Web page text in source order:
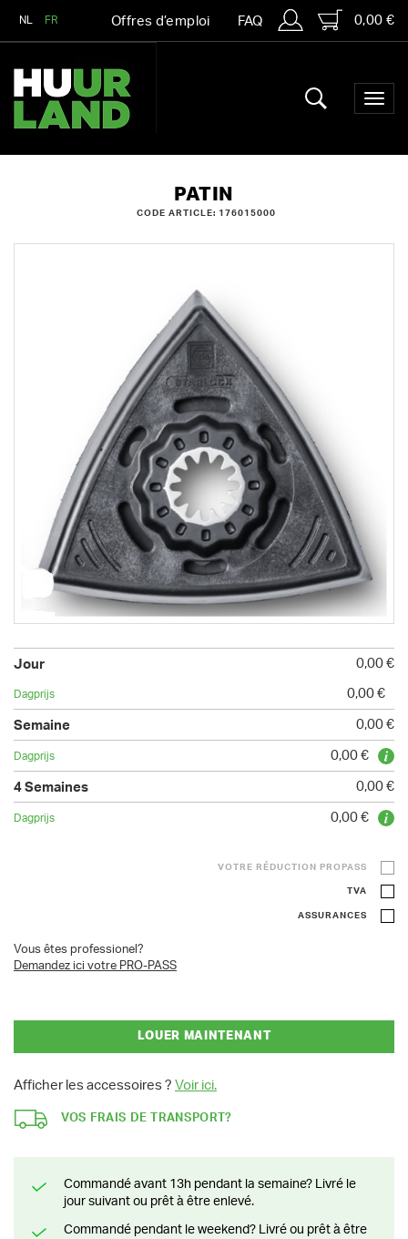
NL FR Offres d’emploi FAQ 0,00 €
PATIN
CODE ARTICLE: 176015000
0,00 €
0,00 €
0,00 €
0,00 €
0,00 €
0,00 €
VOTRE RÉDUCTION PROPASS
TVA
ASSURANCES
Vous êtes professionel?
Demandez ici votre PRO-PASS
LOUER MAINTENANT
Afficher les accessoires ? Voir ici.
VOS FRAIS DE TRANSPORT?
Commandé avant 13h pendant la semaine? Livré le
jour suivant ou prêt à être enlevé.
Commandé pendant le weekend? Livré ou prêt à être